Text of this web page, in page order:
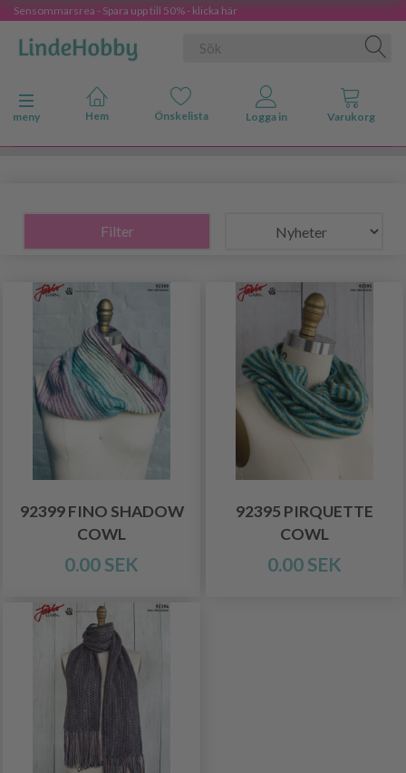
Sensommarsrea - Spara upp till 50% - klicka här
Ändra navigering
meny
Filter
92399 FINO SHADOW
COWL
0.00 SEK
92395 PIRQUETTE
COWL
0.00 SEK